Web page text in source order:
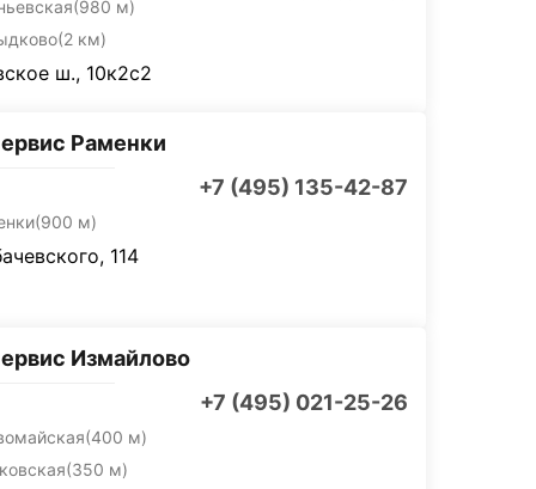
(980 м)
(2 км)
ш., 10к2с2
Раменки
+7 (495) 135-42-87
(900 м)
114
Измайлово
+7 (495) 021-25-26
(400 м)
(350 м)